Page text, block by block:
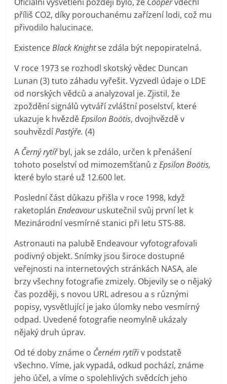
příliš CO2, díky porouchanému zařízení lodi, což mu
přivodilo halucinace.
ExistenceBlack Knightse zdála být nepopiratelná.
V roce 1973 se rozhodl skotský vědec Duncan
Lunan (3) tuto záhadu vyřešit. Vyzvedl údaje o LDE
od norských vědců a analyzoval je. Zjistil, že
zpoždění signálů vytváří zvláštní poselství, které
ukazuje k hvězděEpsilon Boötis, dvojhvězdě v
souhvězdíPastýře. (4)
A Černý rytířbyl, jak se zdálo, určen k přenášení
tohoto poselství od mimozemšťanů zEpsilon Boötis,
které bylo staré už 12.600 let.
Poslední část důkazu přišla v roce 1998, když
raketoplánEndeavouruskutečnil svůj první let k
Mezinárodní vesmírné stanici při letu STS-88.
Astronauti na palubě Endeavour vyfotografovali
podivný objekt. Snímky jsou široce dostupné
veřejnosti na internetových stránkách NASA, ale
brzy všechny fotografie zmizely. Objevily se o nějaký
čas později, s novou URL adresou a s různými
popisy, vysvětlující je jako úlomky nebo vesmírný
odpad. Uvedené fotografie neomylně ukázaly
nějaký druh úprav.
Od té doby známe o Černém rytířiv podstatě
všechno. Víme, jak vypadá, odkud pochází, známe
jeho účel, a víme o spolehlivých svědcích jeho